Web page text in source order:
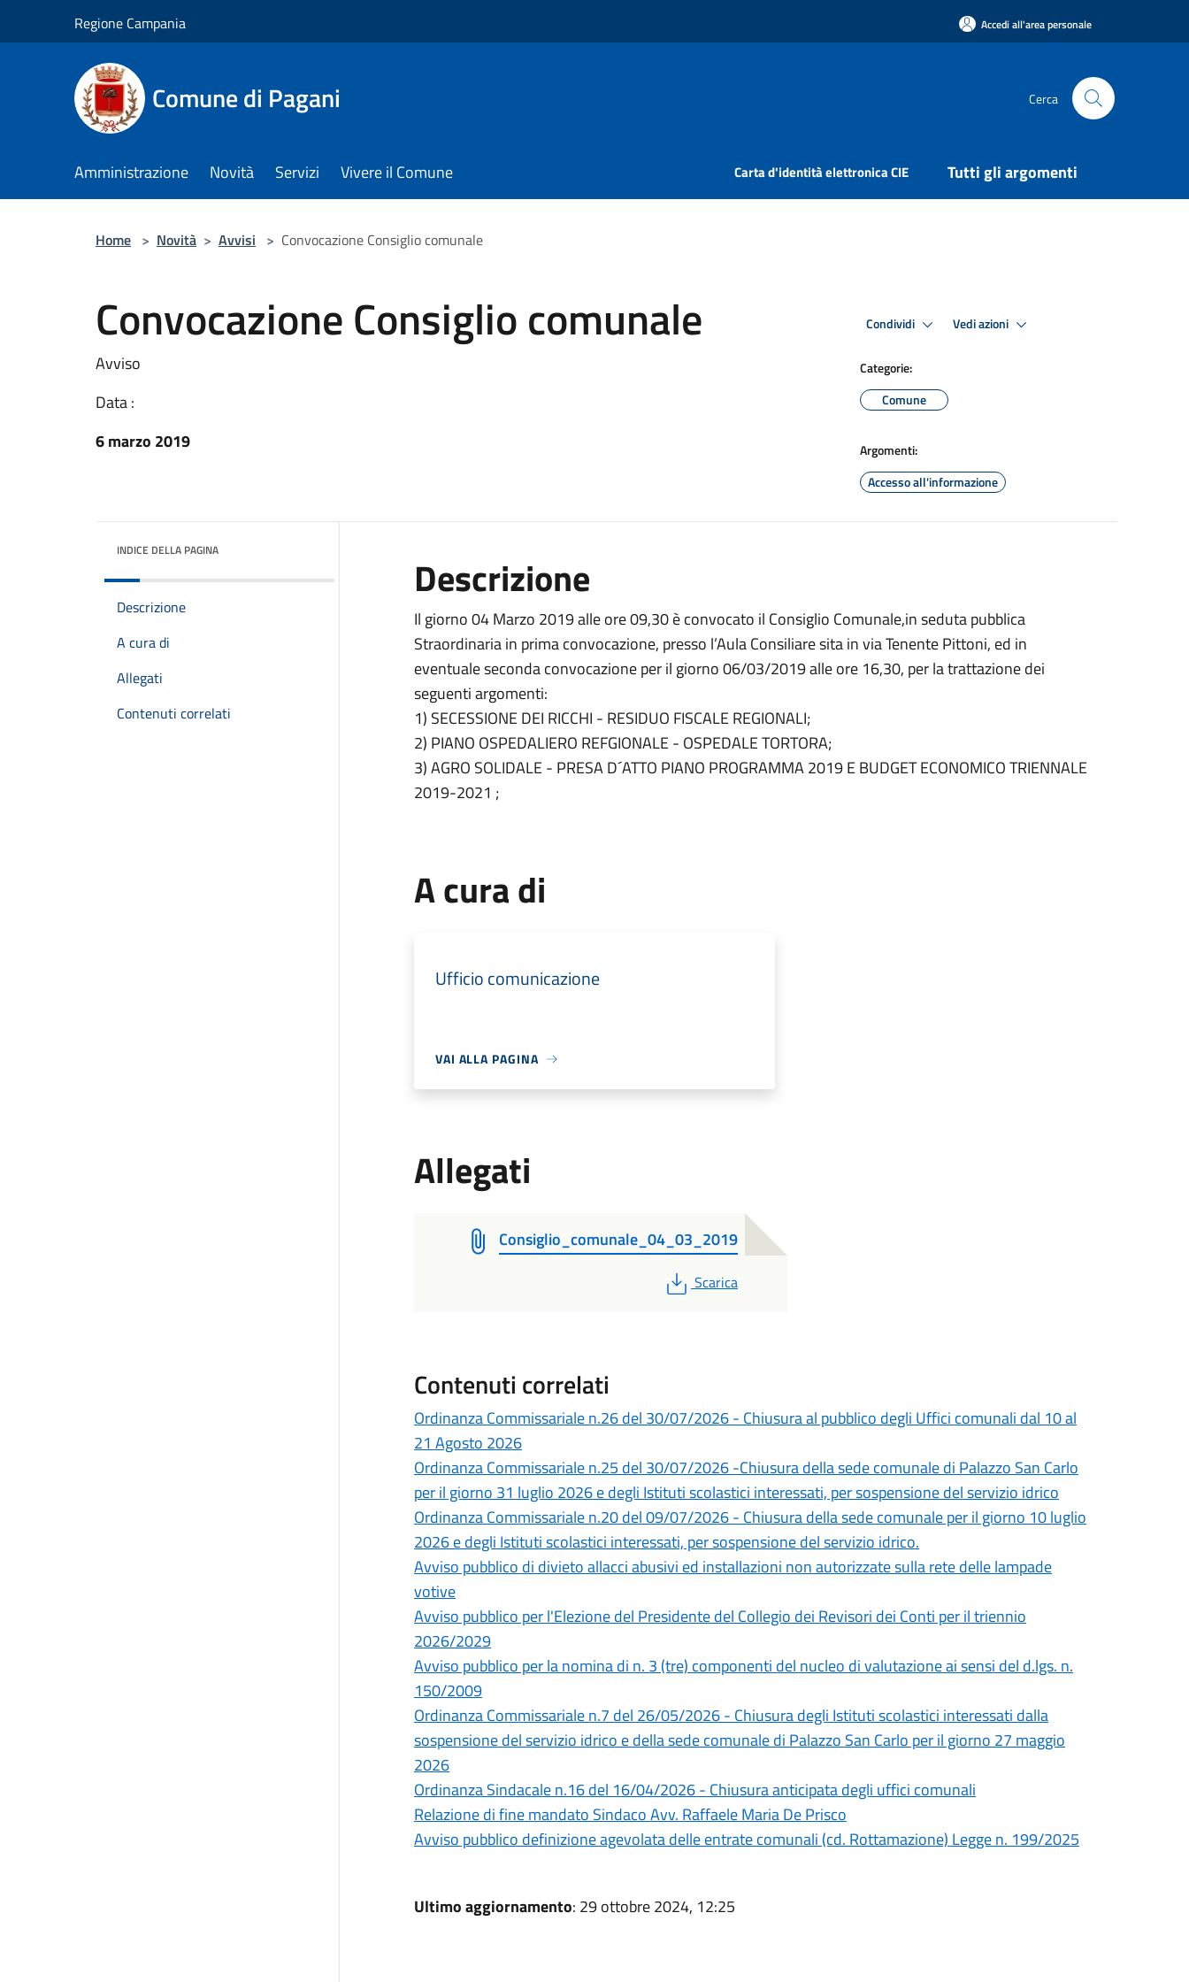
Regione Campania Accedi all'area personale
Comune di Pagani Cerca
Amministrazione Novità Servizi Vivere il Comune Carta d'identità elettronica CIE Tutti gli argomenti
Home > Novità > Avvisi > Convocazione Consiglio comunale
Convocazione Consiglio comunale
Avviso
Data :
6 marzo 2019
Condividi Vedi azioni
Categorie:
Comune
Argomenti:
Accesso all'informazione
INDICE DELLA PAGINA
Descrizione
A cura di
Allegati
Contenuti correlati
Descrizione
Il giorno 04 Marzo 2019 alle ore 09,30 è convocato il Consiglio Comunale,in seduta pubblica
Straordinaria in prima convocazione, presso l’Aula Consiliare sita in via Tenente Pittoni, ed in
eventuale seconda convocazione per il giorno 06/03/2019 alle ore 16,30, per la trattazione dei
seguenti argomenti:
1) SECESSIONE DEI RICCHI - RESIDUO FISCALE REGIONALI;
2) PIANO OSPEDALIERO REFGIONALE - OSPEDALE TORTORA;
3) AGRO SOLIDALE - PRESA D´ATTO PIANO PROGRAMMA 2019 E BUDGET ECONOMICO TRIENNALE
2019-2021 ;
A cura di
Ufficio comunicazione
VAI ALLA PAGINA
Allegati
Consiglio_comunale_04_03_2019
PDF
Scarica
Contenuti correlati
Ordinanza Commissariale n.26 del 30/07/2026 - Chiusura al pubblico degli Uffici comunali dal 10 al
21 Agosto 2026
Ordinanza Commissariale n.25 del 30/07/2026 -Chiusura della sede comunale di Palazzo San Carlo
per il giorno 31 luglio 2026 e degli Istituti scolastici interessati, per sospensione del servizio idrico
Ordinanza Commissariale n.20 del 09/07/2026 - Chiusura della sede comunale per il giorno 10 luglio
2026 e degli Istituti scolastici interessati, per sospensione del servizio idrico.
Avviso pubblico di divieto allacci abusivi ed installazioni non autorizzate sulla rete delle lampade
votive
Avviso pubblico per l'Elezione del Presidente del Collegio dei Revisori dei Conti per il triennio
2026/2029
Avviso pubblico per la nomina di n. 3 (tre) componenti del nucleo di valutazione ai sensi del d.lgs. n.
150/2009
Ordinanza Commissariale n.7 del 26/05/2026 - Chiusura degli Istituti scolastici interessati dalla
sospensione del servizio idrico e della sede comunale di Palazzo San Carlo per il giorno 27 maggio
2026
Ordinanza Sindacale n.16 del 16/04/2026 - Chiusura anticipata degli uffici comunali
Relazione di fine mandato Sindaco Avv. Raffaele Maria De Prisco
Avviso pubblico definizione agevolata delle entrate comunali (cd. Rottamazione) Legge n. 199/2025
Ultimo aggiornamento: 29 ottobre 2024, 12:25